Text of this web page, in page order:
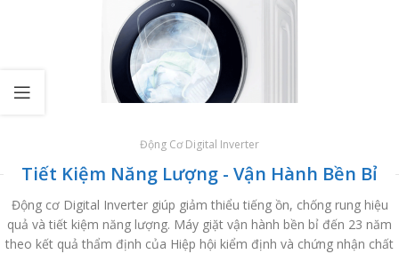
Động Cơ Digital Inverter
Tiết Kiệm Năng Lượng - Vận Hành Bền Bỉ
Động cơ Digital Inverter giúp giảm thiểu tiếng ồn, chống rung hiệu
quả và tiết kiệm năng lượng. Máy giặt vận hành bền bỉ đến 23 năm
theo kết quả thẩm định của Hiệp hội kiểm định và chứng nhận chất